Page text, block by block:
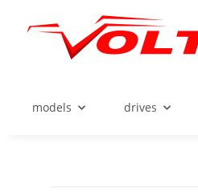
models drives